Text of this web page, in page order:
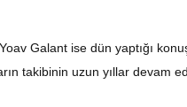
Galant ise dün yaptığı
takibinin uzun yıllar devam